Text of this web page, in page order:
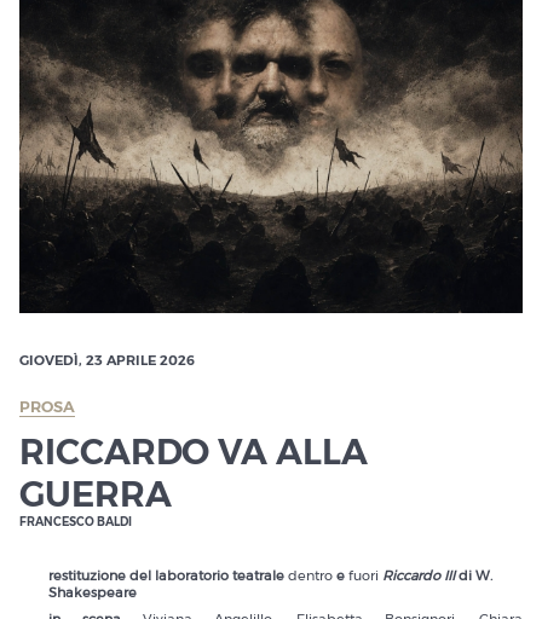
GIOVEDÌ, 23 APRILE 2026
PROSA
RICCARDO VA ALLA
GUERRA
FRANCESCO BALDI
restituzione del laboratorio teatrale dentro e fuori Riccardo IIIdi W.
Shakespeare